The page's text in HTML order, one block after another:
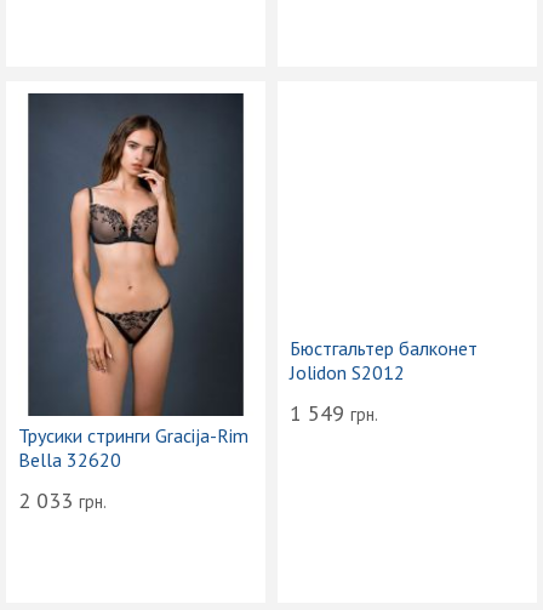
Трусики стринги Gracija-Rim
Bella 32620
2 033 грн.
Бюстгальтер балконет
Jolidon S2012
1 549 грн.